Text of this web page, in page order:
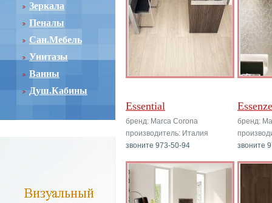
Зеркала
Пеналы
Сан.Мебель
Унитазы
Ванны
Душ.Кабины
Essential
бренд: Marca Corona
производитель: Италия
звоните 973-50-94
бренд:
звоните